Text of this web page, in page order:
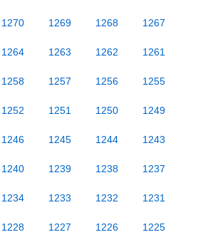
1270 1269 1268 1267
1264 1263 1262 1261
1258 1257 1256 1255
1252 1251 1250 1249
1246 1245 1244 1243
1240 1239 1238 1237
1234 1233 1232 1231
1228 1227 1226 1225